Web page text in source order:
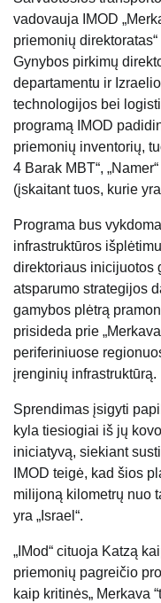
vadovauja IMOD
priemonių
Gynybos pirkimų
departamentu ir
technologijos bei
programą IMOD
priemonių inventorių,
4 Barak MBT“,
(įskaitant tuos, kurie
Programa bus
infrastruktūros
direktoriaus inicijuotos
atsparumo strategijos
gamybos plėtrą
prisideda prie
periferiniuose
įrenginių infrastruktūrą.
Sprendimas įsigyti
kyla tiesiogiai iš jų
iniciatyvą, siekiant
IMOD teigė, kad šios
milijoną kilometrų nuo
yra „Israel“.
„IMod“ cituoja Katzą
priemonių pagreičio
kaip kritinės„ Merkava